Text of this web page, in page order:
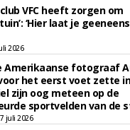
VFC heeft zorgen om
‘Hier laat je
2026
Amerikaanse fotograaf
het eerst voet zette
zijn oog meteen op de
sportvelden van de
juli 2026